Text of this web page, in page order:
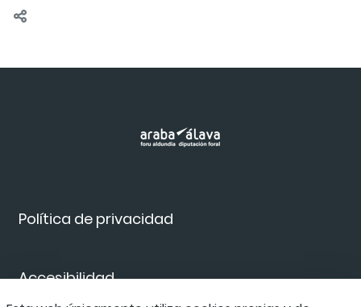
Política de privacidad
Accesibilidad